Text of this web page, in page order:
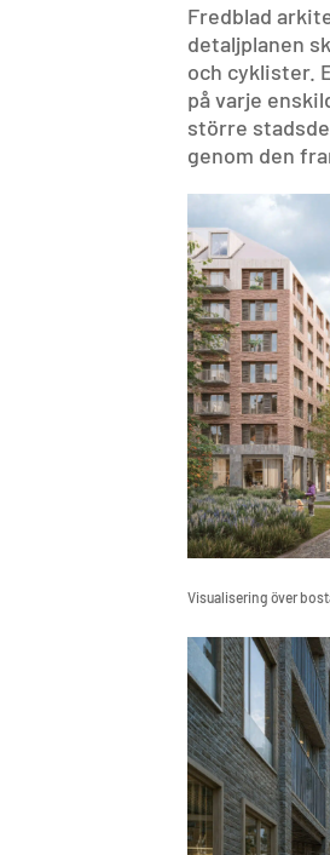
Fredblad
detaljplanen
och cyklister.
på varje
större
genom den
Visualisering över